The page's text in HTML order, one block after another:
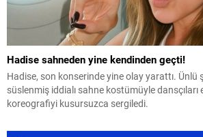
Hadise sahneden yine kendinden geçti!
Hadise, son konserinde yine olay yarattı. Ünlü
süslenmiş iddialı sahne kostümüyle dansçıları
koreografiyi kusursuzca sergiledi.